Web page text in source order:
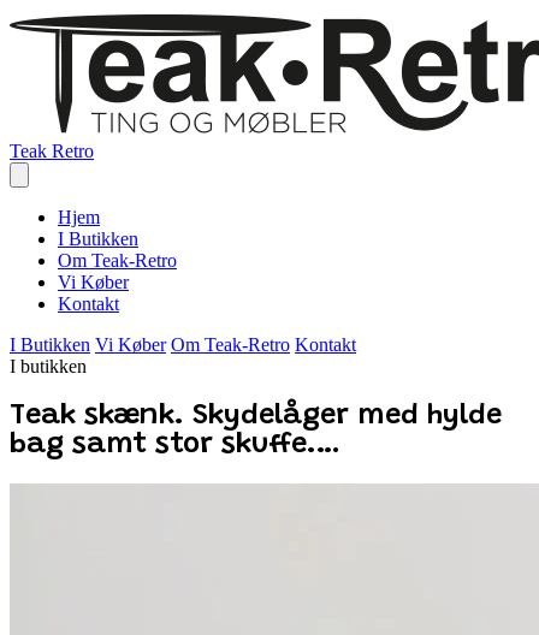
Teak Retro
Hjem
I Butikken
Om Teak-Retro
Vi Køber
Kontakt
I Butikken Vi Køber Om Teak-Retro Kontakt
I butikken
Teak skænk. Skydelåger med hylde
bag samt stor skuffe.…